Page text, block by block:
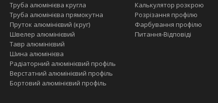
Труба алюмінієва кругла
Труба алюмінієва прямокутна
Пруток алюмінієвий (круг)
Швелер алюмінієвий
Тавр алюмінієвий
Шина алюмінієва
Радіаторний алюмінієвий профіль
Верстатний алюмінієвий профіль
Бортовий алюмінієвий профіль
Калькулятор розкрою
Розрізання профілю
Фарбування профілю
Питання-Відповіді